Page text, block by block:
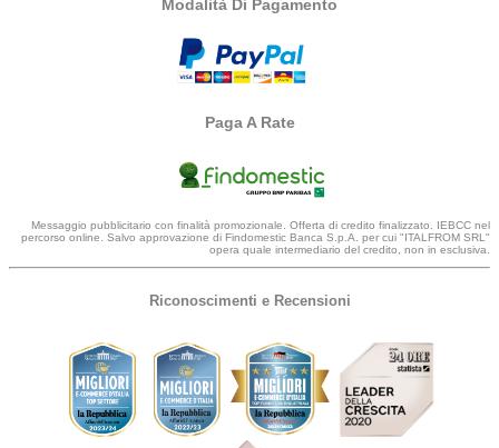
Modalità Di Pagamento
Paga A Rate
Messaggio pubblicitario con finalità promozionale. Offerta di credito finalizzato. IEBCC nel
percorso online. Salvo approvazione di Findomestic Banca S.p.A. per cui "ITALFROM SRL"
opera quale intermediario del credito, non in esclusiva.
Riconoscimenti e Recensioni